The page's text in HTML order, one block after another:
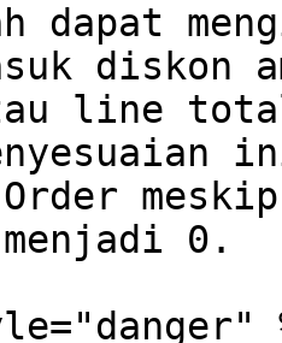
dapat
diskon
line
Order
0.